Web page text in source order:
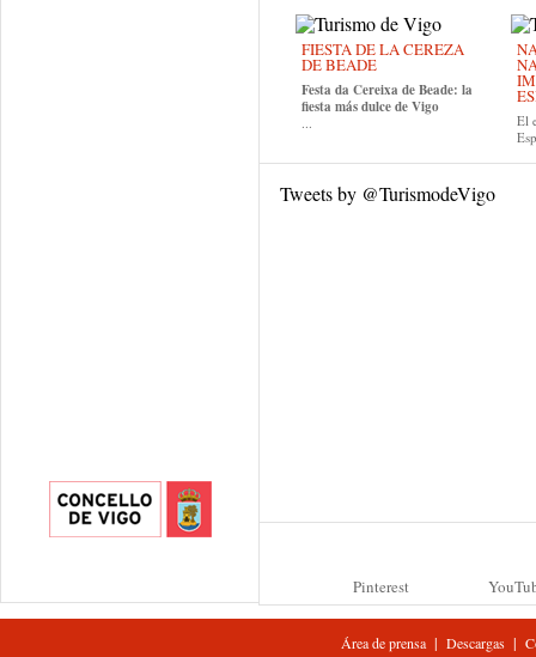
FIESTA DE LA CEREZA
DE BEADE
Festa da Cereixa de Beade: la
fiesta más dulce de Vigo
...
El
Tweets by @TurismodeVigo
Pinterest
Área de prensa| Descargas|